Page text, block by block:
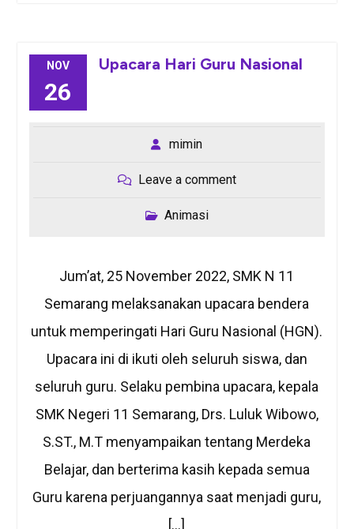
NOV
26
Upacara Hari Guru Nasional
mimin
Leave a comment
Animasi
Jum’at, 25 November 2022, SMK N 11
Semarang melaksanakan upacara bendera
untuk memperingati Hari Guru Nasional (HGN).
Upacara ini di ikuti oleh seluruh siswa, dan
seluruh guru. Selaku pembina upacara, kepala
SMK Negeri 11 Semarang, Drs. Luluk Wibowo,
S.ST., M.T menyampaikan tentang Merdeka
Belajar, dan berterima kasih kepada semua
Guru karena perjuangannya saat menjadi guru,
[…]